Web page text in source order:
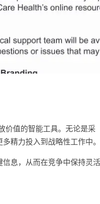
价值的智能工具。无论是采
精力投入到战略性工作中。
息，从而在竞争中保持灵活